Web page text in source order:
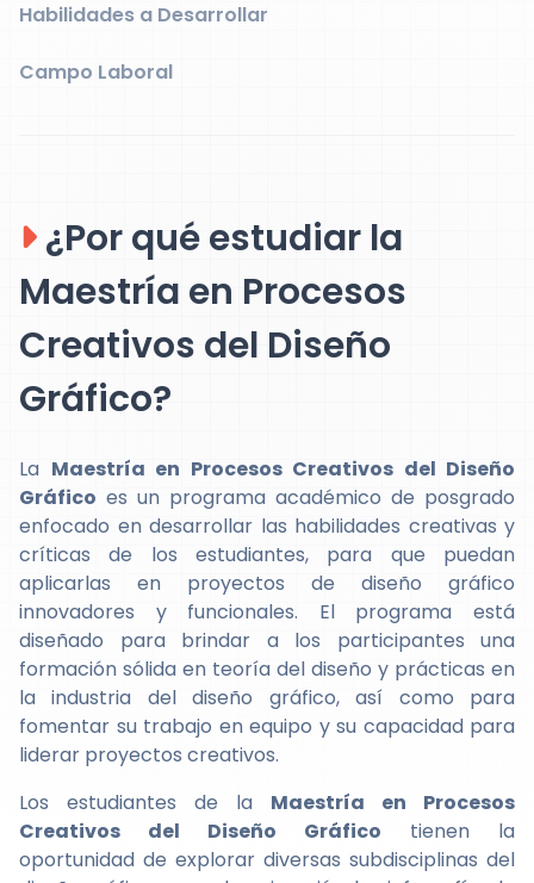
Habilidades a Desarrollar
Campo Laboral
¿Por qué estudiar la
Maestría en Procesos
Creativos del Diseño
Gráfico?
La Maestría en Procesos Creativos del Diseño
Gráfico es un programa académico de posgrado
enfocado en desarrollar las habilidades creativas y
críticas de los estudiantes, para que puedan
aplicarlas en proyectos de diseño gráfico
innovadores y funcionales. El programa está
diseñado para brindar a los participantes una
formación sólida en teoría del diseño y prácticas en
la industria del diseño gráfico, así como para
fomentar su trabajo en equipo y su capacidad para
liderar proyectos creativos.
Los estudiantes de la Maestría en Procesos
Creativos del Diseño Gráfico tienen la
oportunidad de explorar diversas subdisciplinas del